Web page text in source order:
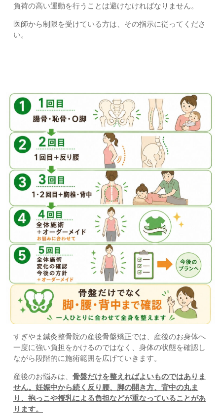
負荷の高い運動を行うことは避けなければなりません。
医師から制限を受けている方は、その指示に従ってくださ
い。
すぎやま鍼灸整骨院の産後骨盤矯正では、産後のお身体へ
一度に強い負担をかけるのではなく、身体の状態を確認し
ながら段階的に施術範囲を広げていきます。
産後のお悩みは、 骨盤だけを整えればよいものではありま
せん。妊娠中から続く反り腰、脚の開き方、背中の丸ま
り、抱っこや授乳による負担などが重なっていることがあ
ります。